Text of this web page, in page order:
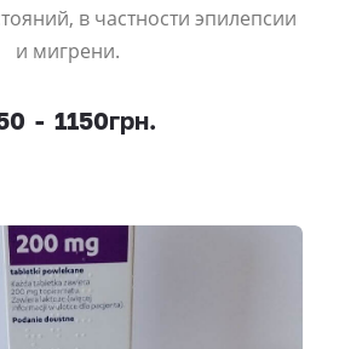
в частности эпилепсии
и мигрени.
- 1150грн.